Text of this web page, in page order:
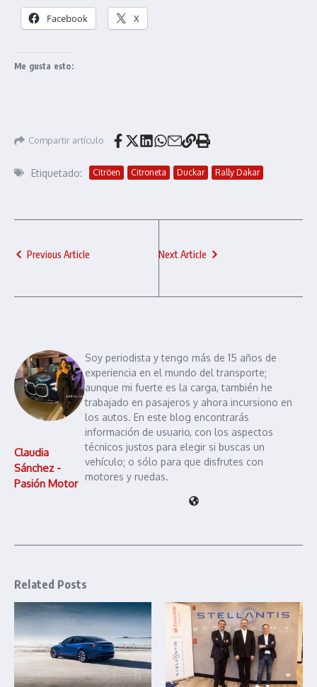
Facebook X
Me gusta esto:
Compartir artículo
Etiquetado: Citröen Citroneta Duckar Rally Dakar
Previous Article Next Article
Claudia
Sánchez -
Pasión Motor
Soy periodista y tengo más de 15 años de
experiencia en el mundo del transporte;
aunque mi fuerte es la carga, también he
trabajado en pasajeros y ahora incursiono en
los autos. En este blog encontrarás
información de usuario, con los aspectos
técnicos justos para elegir si buscas un
vehículo; o sólo para que disfrutes con
motores y ruedas.
Related Posts